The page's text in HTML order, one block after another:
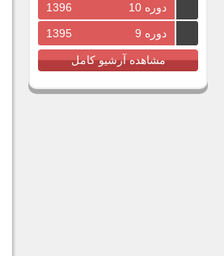
دوره 10
1396
دوره 9
1395
مشاهده آرشیو کامل